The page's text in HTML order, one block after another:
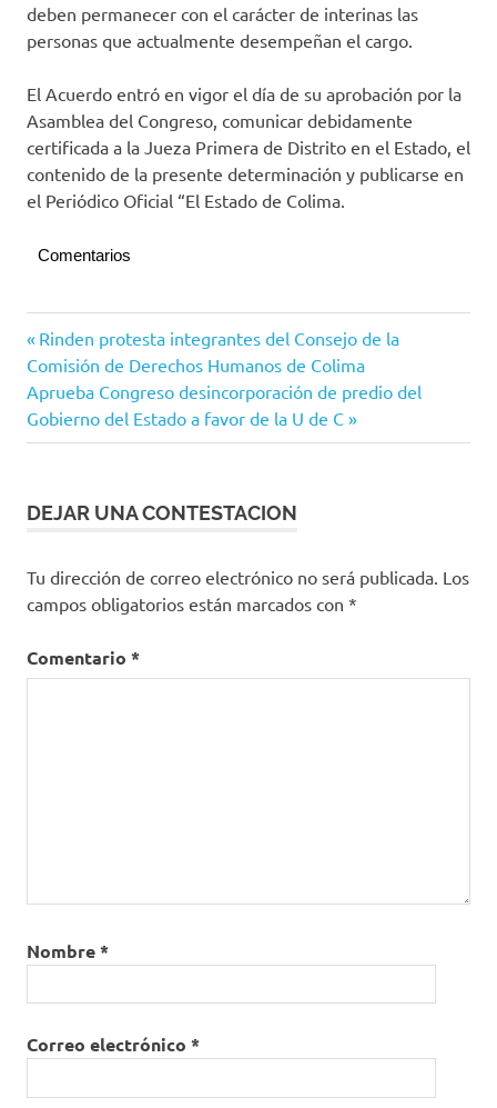
deben permanecer con el carácter de interinas las
personas que actualmente desempeñan el cargo.
El Acuerdo entró en vigor el día de su aprobación por la
Asamblea del Congreso, comunicar debidamente
certificada a la Jueza Primera de Distrito en el Estado, el
contenido de la presente determinación y publicarse en
el Periódico Oficial “El Estado de Colima.
Comentarios
del
Estado
Navegación
de
entradas
Entrada
anterior:
Rinden protesta integrantes del Consejo de la
Comisión de Derechos Humanos de Colima
Siguiente
entrada:
Aprueba Congreso desincorporación de predio del
Gobierno del Estado a favor de la U de C
DEJAR UNA CONTESTACION
Tu dirección de correo electrónico no será publicada. Los
campos obligatorios están marcados con *
Comentario *
Nombre*
Correo electrónico *